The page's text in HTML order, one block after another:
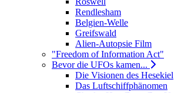
Rendlesham
Belgien-Welle
Greifswald
Alien-Autopsie Film
"Freedom of Information Act"
Bevor die UFOs kamen...
Die Visionen des Hesekiel
Das Luftschiffphänomen